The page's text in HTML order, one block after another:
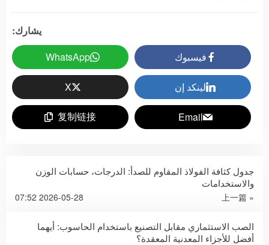
يشارك:
فيسبوك
WhatsApp
لينكد إن X
Email
复制链接
جدول كثافة الفولاذ المقاوم للصدأ: الدرجات، حسابات الوزن
والاستخدامات
« 上一篇
2026-05-28 07:52
الصب الاستثماري مقابل التصنيع باستخدام الحاسوب: أيهما
أفضل للأجزاء المعدنية المعقدة؟